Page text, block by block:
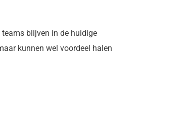
blijven in de huidige
kunnen wel voordeel halen